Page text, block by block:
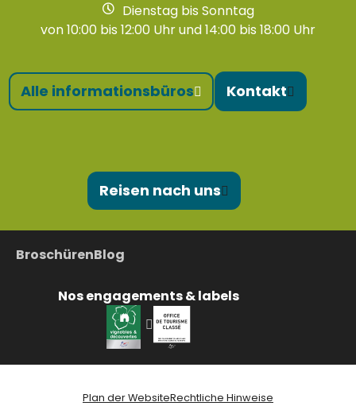
Dienstag bis Sonntag
von 10:00 bis 12:00 Uhr und 14:00 bis 18:00 Uhr
Alle informationsbüros Kontakt
Reisen nach uns
BroschürenBlog
Nos engagements & labels
Plan der WebsiteRechtliche Hinweise